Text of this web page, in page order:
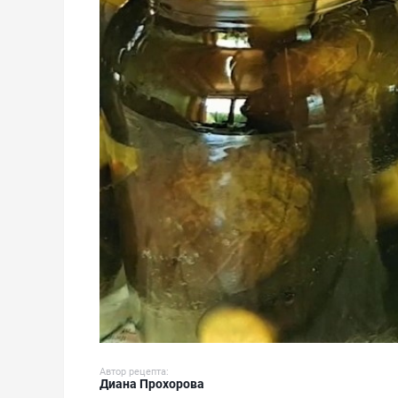
Автор рецепта:
Диана Прохорова